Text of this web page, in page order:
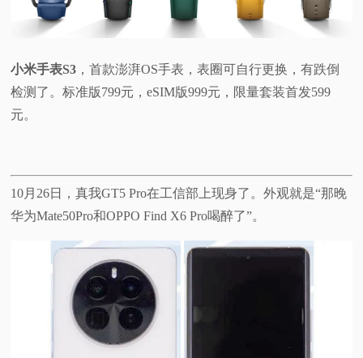
小米手表S3 ，首款澎湃OS手表，表圈可自行更换，有跌倒
检测了。标准版799元，eSIM版999元，限量套装首发599
元。
10月26日，真我GT5 Pro在工信部上现身了。外观就是“那晚
华为Mate50Pro和OPPO Find X6 Pro喝醉了”。